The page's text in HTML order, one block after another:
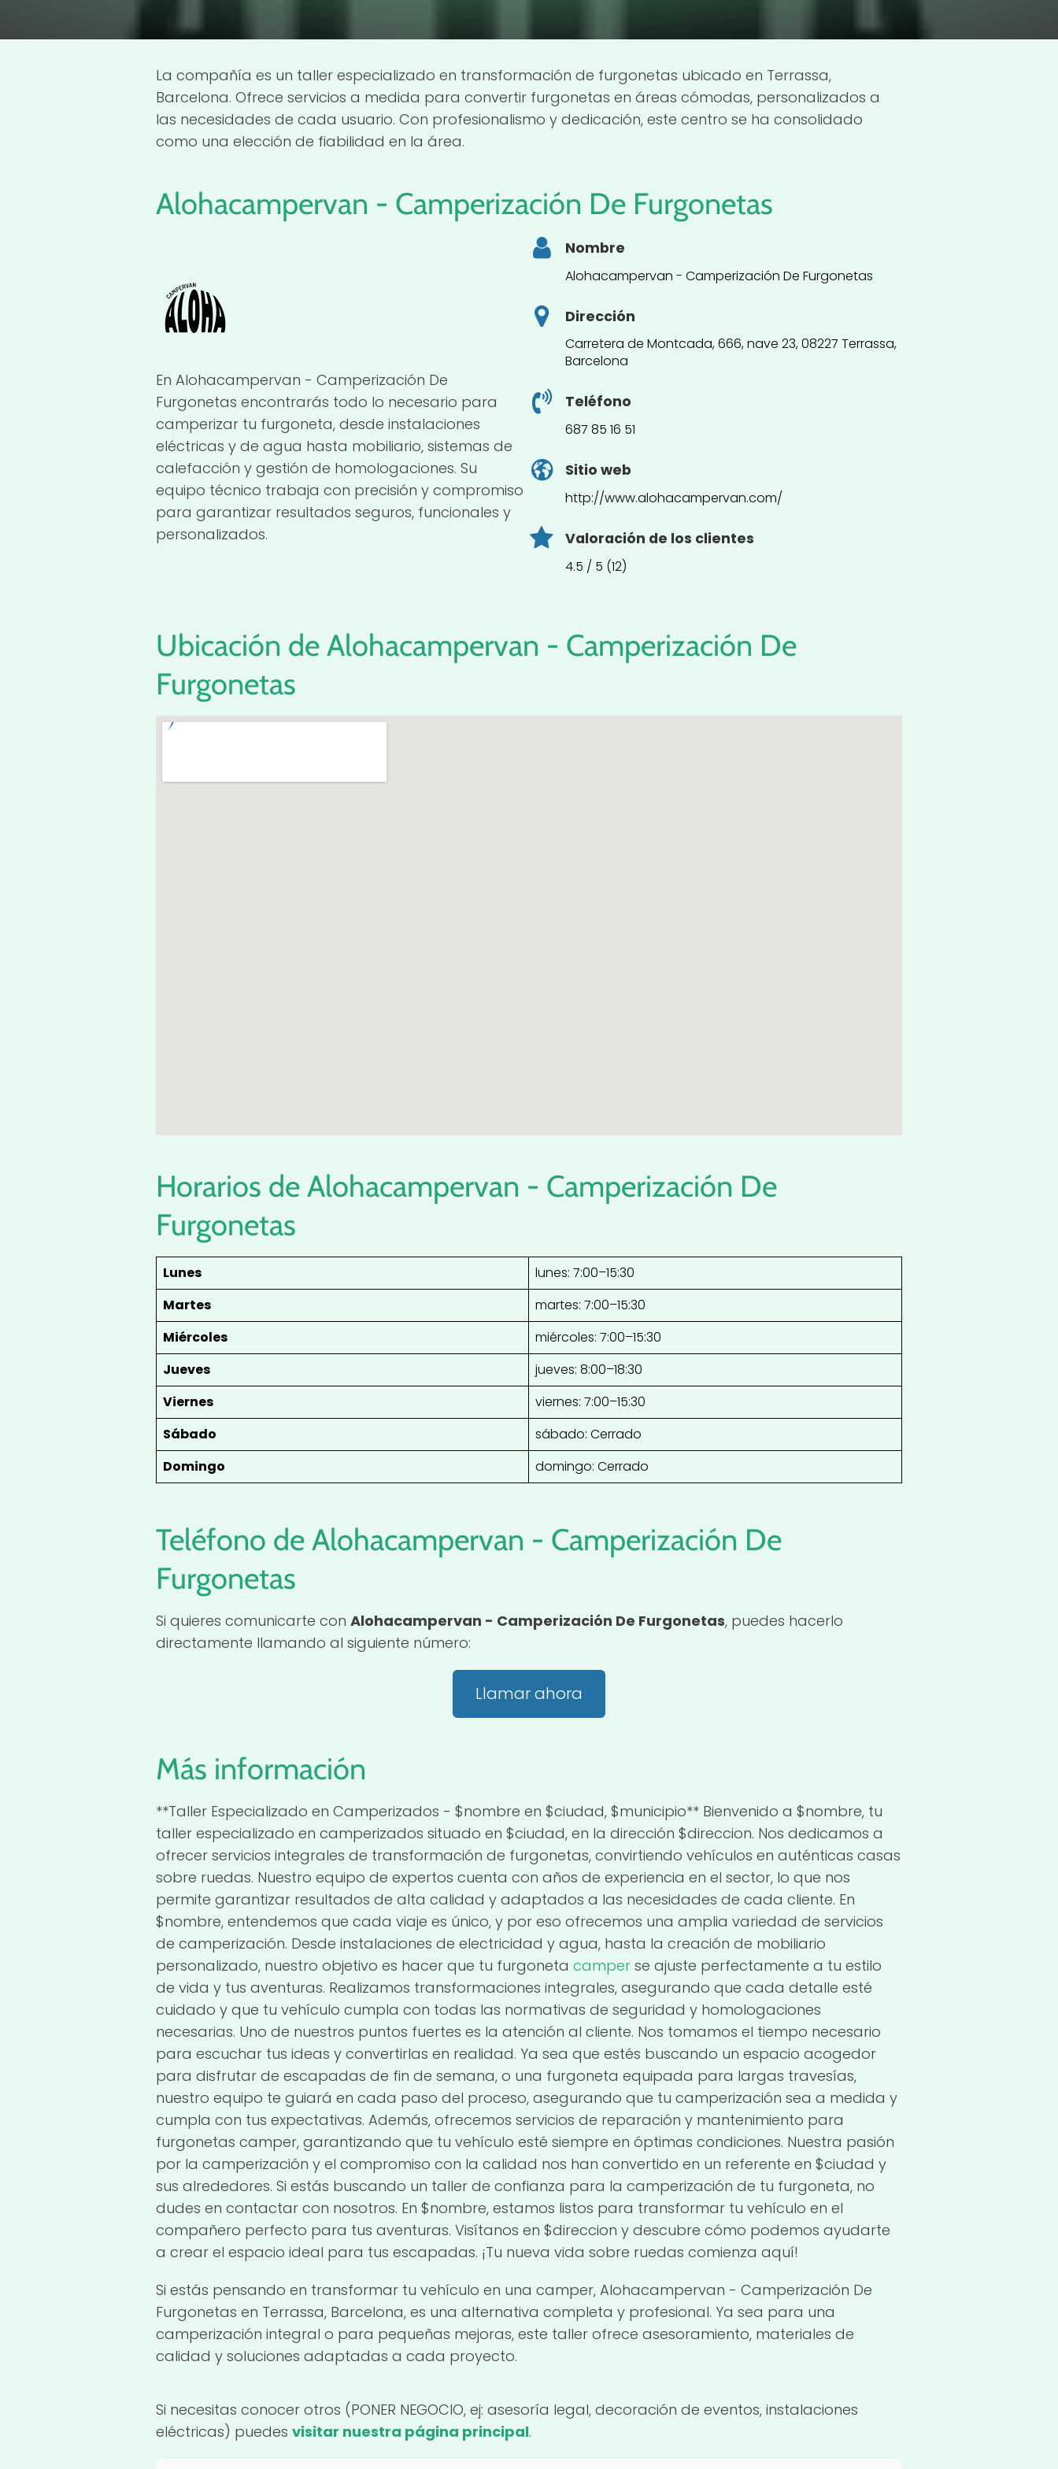
La compañía es un taller especializado en transformación de furgonetas ubicado en Terrassa,
Barcelona. Ofrece servicios a medida para convertir furgonetas en áreas cómodas, personalizados a
las necesidades de cada usuario. Con profesionalismo y dedicación, este centro se ha consolidado
como una elección de fiabilidad en la área.
Alohacampervan - Camperización De Furgonetas
En Alohacampervan - Camperización De
Furgonetas encontrarás todo lo necesario para
camperizar tu furgoneta, desde instalaciones
eléctricas y de agua hasta mobiliario, sistemas de
calefacción y gestión de homologaciones. Su
equipo técnico trabaja con precisión y compromiso
para garantizar resultados seguros, funcionales y
personalizados.
Nombre
Alohacampervan - Camperización De Furgonetas
Dirección
Carretera de Montcada, 666, nave 23, 08227 Terrassa,
Barcelona
Teléfono
687 85 16 51
Sitio web
http://www.alohacampervan.com/
Valoración de los clientes
4.5 / 5 (12)
Ubicación de Alohacampervan - Camperización De
Furgonetas
Horarios de Alohacampervan - Camperización De
Furgonetas
Lunes
lunes: 7:00–15:30
Martes
martes: 7:00–15:30
Miércoles
miércoles: 7:00–15:30
Jueves
jueves: 8:00–18:30
Viernes
viernes: 7:00–15:30
Sábado
sábado: Cerrado
Domingo
domingo: Cerrado
Teléfono de Alohacampervan - Camperización De
Furgonetas
Si quieres comunicarte con Alohacampervan - Camperización De Furgonetas, puedes hacerlo
directamente llamando al siguiente número:
Llamar ahora
Más información
**Taller Especializado en Camperizados - $nombre en $ciudad, $municipio** Bienvenido a $nombre, tu
taller especializado en camperizados situado en $ciudad, en la dirección $direccion. Nos dedicamos a
ofrecer servicios integrales de transformación de furgonetas, convirtiendo vehículos en auténticas casas
sobre ruedas. Nuestro equipo de expertos cuenta con años de experiencia en el sector, lo que nos
permite garantizar resultados de alta calidad y adaptados a las necesidades de cada cliente. En
$nombre, entendemos que cada viaje es único, y por eso ofrecemos una amplia variedad de servicios
de camperización. Desde instalaciones de electricidad y agua, hasta la creación de mobiliario
personalizado, nuestro objetivo es hacer que tu furgoneta camper se ajuste perfectamente a tu estilo
de vida y tus aventuras. Realizamos transformaciones integrales, asegurando que cada detalle esté
cuidado y que tu vehículo cumpla con todas las normativas de seguridad y homologaciones
necesarias. Uno de nuestros puntos fuertes es la atención al cliente. Nos tomamos el tiempo necesario
para escuchar tus ideas y convertirlas en realidad. Ya sea que estés buscando un espacio acogedor
para disfrutar de escapadas de fin de semana, o una furgoneta equipada para largas travesías,
nuestro equipo te guiará en cada paso del proceso, asegurando que tu camperización sea a medida y
cumpla con tus expectativas. Además, ofrecemos servicios de reparación y mantenimiento para
furgonetas camper, garantizando que tu vehículo esté siempre en óptimas condiciones. Nuestra pasión
por la camperización y el compromiso con la calidad nos han convertido en un referente en $ciudad y
sus alrededores. Si estás buscando un taller de confianza para la camperización de tu furgoneta, no
dudes en contactar con nosotros. En $nombre, estamos listos para transformar tu vehículo en el
compañero perfecto para tus aventuras. Visítanos en $direccion y descubre cómo podemos ayudarte
a crear el espacio ideal para tus escapadas. ¡Tu nueva vida sobre ruedas comienza aquí!
Si estás pensando en transformar tu vehículo en una camper, Alohacampervan - Camperización De
Furgonetas en Terrassa, Barcelona, es una alternativa completa y profesional. Ya sea para una
camperización integral o para pequeñas mejoras, este taller ofrece asesoramiento, materiales de
calidad y soluciones adaptadas a cada proyecto.
Si necesitas conocer otros (PONER NEGOCIO, ej: asesoría legal, decoración de eventos, instalaciones
eléctricas) puedes visitar nuestra página principal.